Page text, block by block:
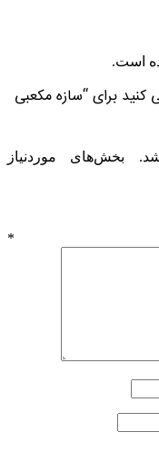
است.
کنید برای “سازه مکعبی
بخش‌های موردنیاز
شما *